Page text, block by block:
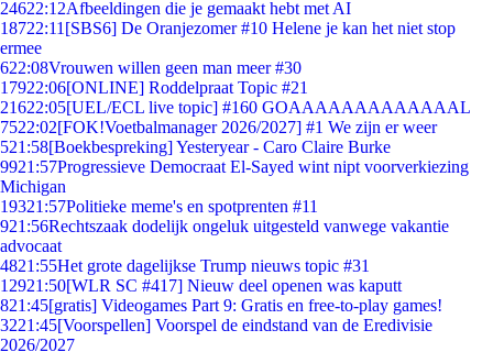
24622:12Afbeeldingen die je gemaakt hebt met AI
18722:11 [SBS6] De Oranjezomer #10 Helene je kan het niet stop
ermee
622:08Vrouwen willen geen man meer #30
17922:06[ONLINE] Roddelpraat Topic #21
21622:05[UEL/ECL live topic] #160 GOAAAAAAAAAAAAAL
7522:02[FOK!Voetbalmanager 2026/2027] #1 We zijn er weer
521:58[Boekbespreking] Yesteryear - Caro Claire Burke
9921:57Progressieve Democraat El-Sayed wint nipt voorverkiezing
Michigan
19321:57Politieke meme's en spotprenten #11
921:56Rechtszaak dodelijk ongeluk uitgesteld vanwege vakantie
advocaat
4821:55Het grote dagelijkse Trump nieuws topic #31
12921:50[WLR SC #417] Nieuw deel openen was kaputt
821:45[gratis] Videogames Part 9: Gratis en free-to-play games!
3221:45[Voorspellen] Voorspel de eindstand van de Eredivisie
2026/2027